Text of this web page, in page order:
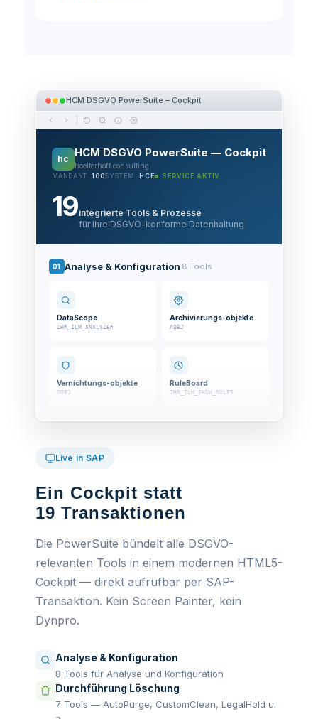
HCM DSGVO PowerSuite – Cockpit
hc HCM DSGVO PowerSuite — Cockpit
hoelterhoff.consulting
MANDANT 100SYSTEM HCE SERVICE AKTIV
19integrierte Tools & Prozesse
für Ihre DSGVO-konforme Datenhaltung
01 Analyse & Konfiguration 8 Tools
DataScope
ZHR_ILM_ANALYZER
Archivierungs-objekte
AOBJ
Vernichtungs-objekte
DOBJ
RuleBoard
ZHR_ILM_SHOW_RULES
Live in SAP
Ein Cockpit statt
19 Transaktionen
Die PowerSuite bündelt alle DSGVO-
relevanten Tools in einem modernen HTML5-
Cockpit — direkt aufrufbar per SAP-
Transaktion. Kein Screen Painter, kein
Dynpro.
Analyse & Konfiguration
8 Tools für Analyse und Konfiguration
Durchführung Löschung
7 Tools — AutoPurge, CustomClean, LegalHold u.